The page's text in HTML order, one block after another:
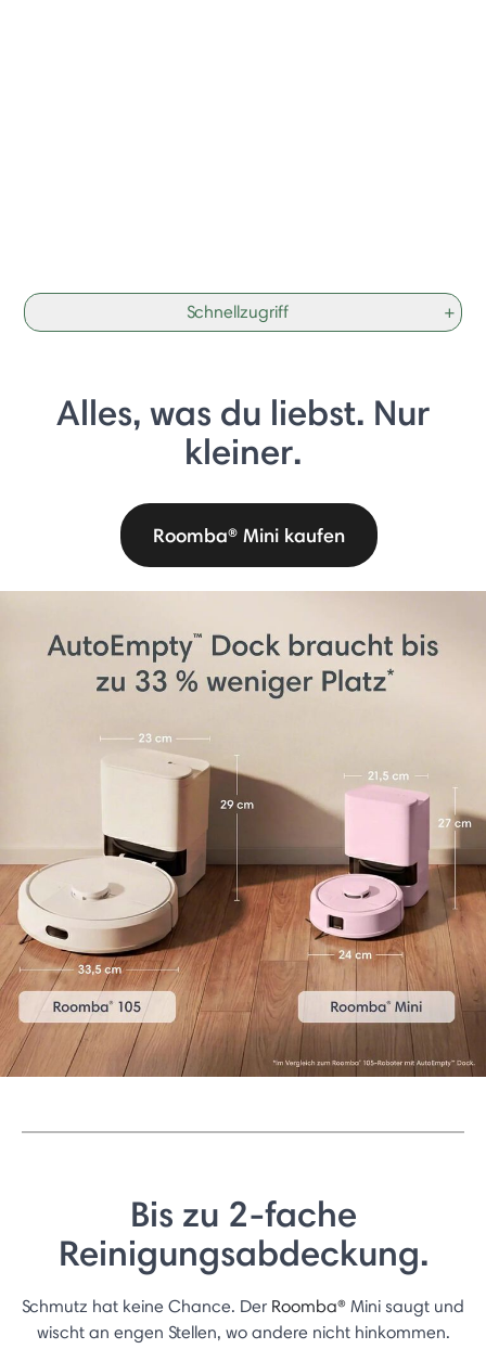
Schnellzugriff +
Alles, was du liebst. Nur
kleiner.
Roomba® Mini kaufen
Bis zu 2-fache
Reinigungsabdeckung.
Schmutz hat keine Chance. Der Roomba® Mini saugt und
wischt an engen Stellen, wo andere nicht hinkommen.